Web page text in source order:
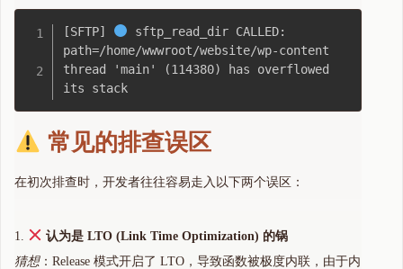
[SFTP]
sftp_read_dir CALLED:
path=/home/wwwroot/website/wp-content
thread 'main' (114380) has overflowed
常见的排查误区
在初次排查时，开发者往往容易走入以下两个误区：
认为是 LTO (Link Time Optimization) 的锅
猜想：Release 模式开启了 LTO，导致函数被极度内联，由于内